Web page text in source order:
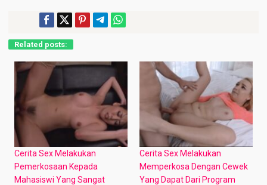
Related posts:
Cerita Sex Melakukan
Pemerkosaan Kepada
Mahasiswi Yang Sangat
Cerita Sex Melakukan
Memperkosa Dengan Cewek
Yang Dapat Dari Program